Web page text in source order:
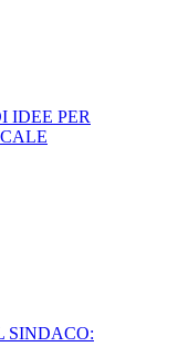
IDEE PER
SINDACO: